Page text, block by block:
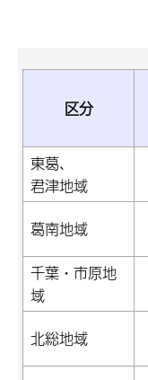
区分
東葛、
君津地域
葛南地域
千葉・市原地
域
北総地域